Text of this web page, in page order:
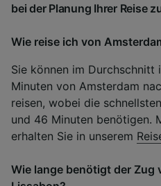
bei der Planung Ihrer Reise
Wie reise ich von
Sie können im Durchschnitt
Minuten von Amsterdam
reisen, wobei die
und 46 Minuten benötigen.
erhalten Sie in unserem
Wie lange benötigt der Zug